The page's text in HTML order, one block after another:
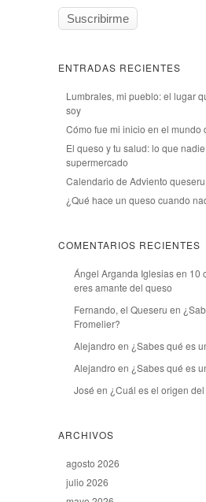
ENTRADAS RECIENTES
Lumbrales, mi pueblo: el lugar
soy
Cómo fue mi inicio en el mundo
El queso y tu salud: lo que
supermercado
Calendario de Adviento queseru
¿Qué hace un queso cuando
COMENTARIOS RECIENTES
Ángel Arganda Iglesiasen 10
eres amante del queso
Fernando, el Queseru en
Fromelier?
Alejandro en ¿Sabes qué es
Alejandro en ¿Sabes qué es
José en ¿Cuál es el origen
ARCHIVOS
agosto 2026
julio 2026